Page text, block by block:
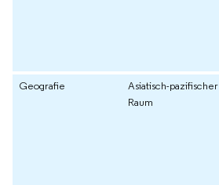
Geografie
Asiatisch-pazifischer
Raum